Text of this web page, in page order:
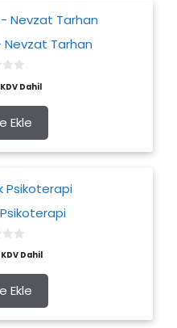
Nevzat Tarhan
KDV Dahil
Ekle
KDV Dahil
Ekle